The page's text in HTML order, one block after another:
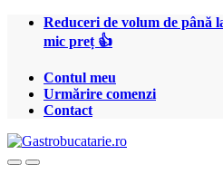
Treci
Treci
Reduceri de volum de până
mic preț 👍
Contul meu
Urmărire comenzi
Contact
OpenClose